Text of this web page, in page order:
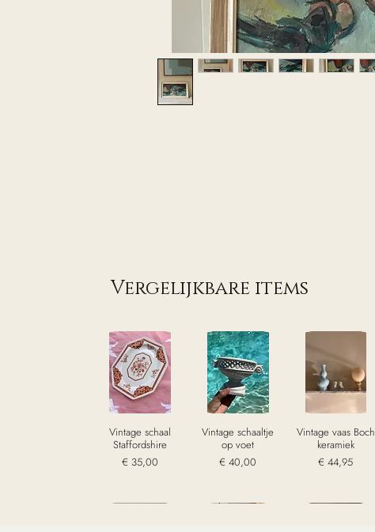
Vergelijkbare items
Vintage schaal
Staffordshire
Prijs
€ 35,00
Vintage schaaltje
op voet
Prijs
€ 40,00
Vintage vaas Boch
keramiek
Prijs
€ 44,95